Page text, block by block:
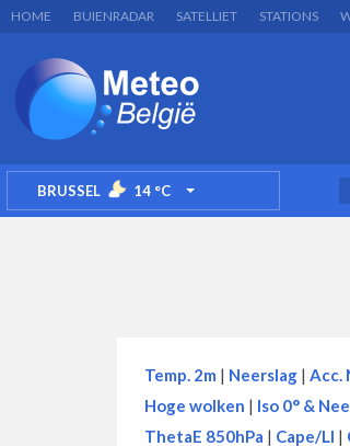
HOME BUIENRADAR SATELLIET STATIONS
BRUSSEL 14°C TOGGLE DROPDOWN
Temp. 2m | Neerslag | Acc.
Hoge wolken | Iso 0° &
ThetaE 850hPa | Cape/LI |